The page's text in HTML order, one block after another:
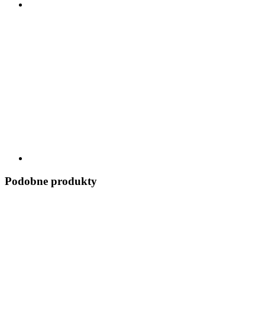
Podobne produkty